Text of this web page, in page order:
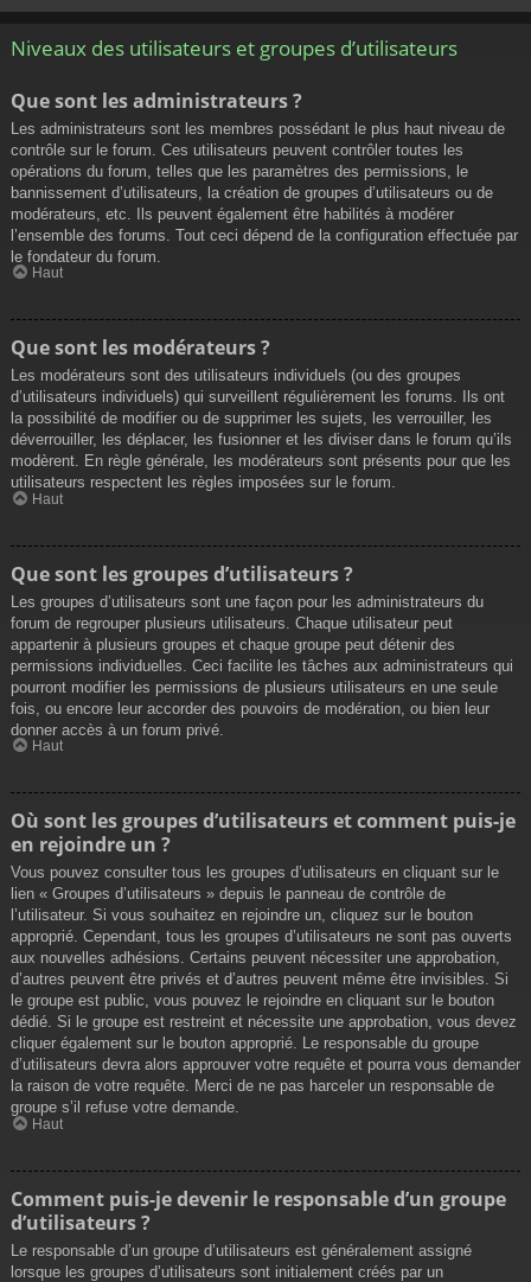
Niveaux des utilisateurs et groupes d’utilisateurs
Que sont les administrateurs ?
Les administrateurs sont les membres possédant le plus haut niveau de
contrôle sur le forum. Ces utilisateurs peuvent contrôler toutes les
opérations du forum, telles que les paramètres des permissions, le
bannissement d’utilisateurs, la création de groupes d’utilisateurs ou de
modérateurs, etc. Ils peuvent également être habilités à modérer
l’ensemble des forums. Tout ceci dépend de la configuration effectuée par
le fondateur du forum.
Haut
Que sont les modérateurs ?
Les modérateurs sont des utilisateurs individuels (ou des groupes
d’utilisateurs individuels) qui surveillent régulièrement les forums. Ils ont
la possibilité de modifier ou de supprimer les sujets, les verrouiller, les
déverrouiller, les déplacer, les fusionner et les diviser dans le forum qu’ils
modèrent. En règle générale, les modérateurs sont présents pour que les
utilisateurs respectent les règles imposées sur le forum.
Haut
Que sont les groupes d’utilisateurs ?
Les groupes d’utilisateurs sont une façon pour les administrateurs du
forum de regrouper plusieurs utilisateurs. Chaque utilisateur peut
appartenir à plusieurs groupes et chaque groupe peut détenir des
permissions individuelles. Ceci facilite les tâches aux administrateurs qui
pourront modifier les permissions de plusieurs utilisateurs en une seule
fois, ou encore leur accorder des pouvoirs de modération, ou bien leur
donner accès à un forum privé.
Haut
Où sont les groupes d’utilisateurs et comment puis-je
en rejoindre un ?
Vous pouvez consulter tous les groupes d’utilisateurs en cliquant sur le
lien « Groupes d’utilisateurs » depuis le panneau de contrôle de
l’utilisateur. Si vous souhaitez en rejoindre un, cliquez sur le bouton
approprié. Cependant, tous les groupes d’utilisateurs ne sont pas ouverts
aux nouvelles adhésions. Certains peuvent nécessiter une approbation,
d’autres peuvent être privés et d’autres peuvent même être invisibles. Si
le groupe est public, vous pouvez le rejoindre en cliquant sur le bouton
dédié. Si le groupe est restreint et nécessite une approbation, vous devez
cliquer également sur le bouton approprié. Le responsable du groupe
d’utilisateurs devra alors approuver votre requête et pourra vous demander
la raison de votre requête. Merci de ne pas harceler un responsable de
groupe s’il refuse votre demande.
Haut
Comment puis-je devenir le responsable d’un groupe
d’utilisateurs ?
Le responsable d’un groupe d’utilisateurs est généralement assigné
lorsque les groupes d’utilisateurs sont initialement créés par un